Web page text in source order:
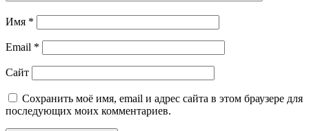
Имя *
Email *
Сайт
Сохранить моё имя, email и адрес сайта в этом браузере для
последующих моих комментариев.